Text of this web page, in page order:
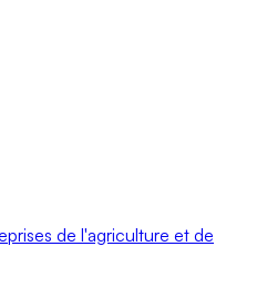
de l'agriculture et de